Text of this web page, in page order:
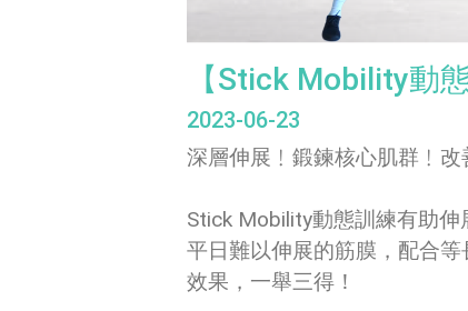
【Stick Mobility動
2023-06-23
深層伸展﹗鍛鍊核心肌群﹗改
Stick Mobility動態訓練有助
平日難以伸展的筋膜，配合
效果，一舉三得！